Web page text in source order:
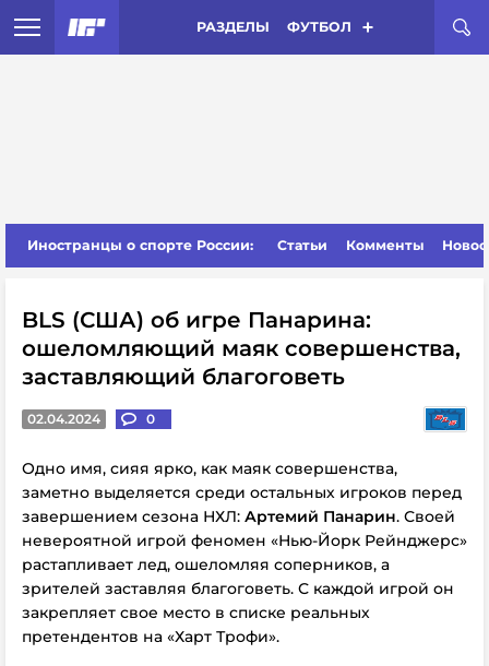
РАЗДЕЛЫ ФУТБОЛ
Иностранцы о спорте России: Статьи Комменты
BLS (США) об игре Панарина:
ошеломляющий маяк совершенства,
заставляющий благоговеть
02.04.2024 0
Одно имя, сияя ярко, как маяк совершенства,
заметно выделяется среди остальных игроков перед
завершением сезона НХЛ: Артемий Панарин. Своей
невероятной игрой феномен «Нью-Йорк Рейнджерс»
растапливает лед, ошеломляя соперников, а
зрителей заставляя благоговеть. С каждой игрой он
закрепляет свое место в списке реальных
претендентов на «Харт Трофи».